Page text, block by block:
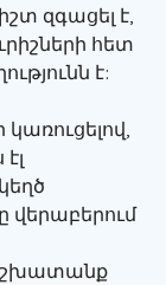
զգացել է,
հետ
է:
վերաբերում